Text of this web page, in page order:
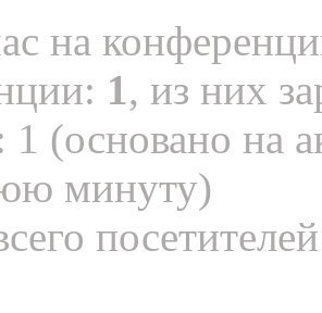
на
1, из них
1 (основано на
минуту)